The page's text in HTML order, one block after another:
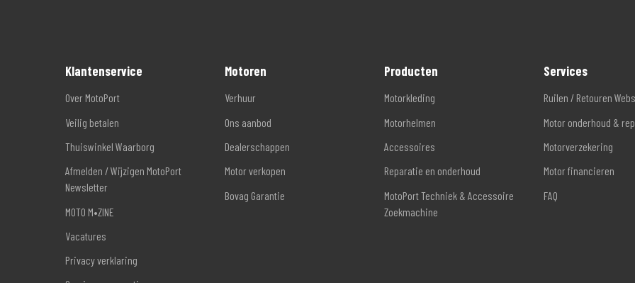
Klantenservice
Over MotoPort
Veilig betalen
Thuiswinkel Waarborg
Afmelden / Wijzigen MotoPort
Newsletter
MOTO M•ZINE
Vacatures
Privacy verklaring
Motoren
Verhuur
Ons aanbod
Dealerschappen
Motor verkopen
Bovag Garantie
Producten
Motorkleding
Motorhelmen
Accessoires
Reparatie en onderhoud
MotoPort Techniek & Accessoire
Zoekmachine
Services
Ruilen / Retouren
Motor onderhoud &
Motorverzekering
Motor financieren
FAQ